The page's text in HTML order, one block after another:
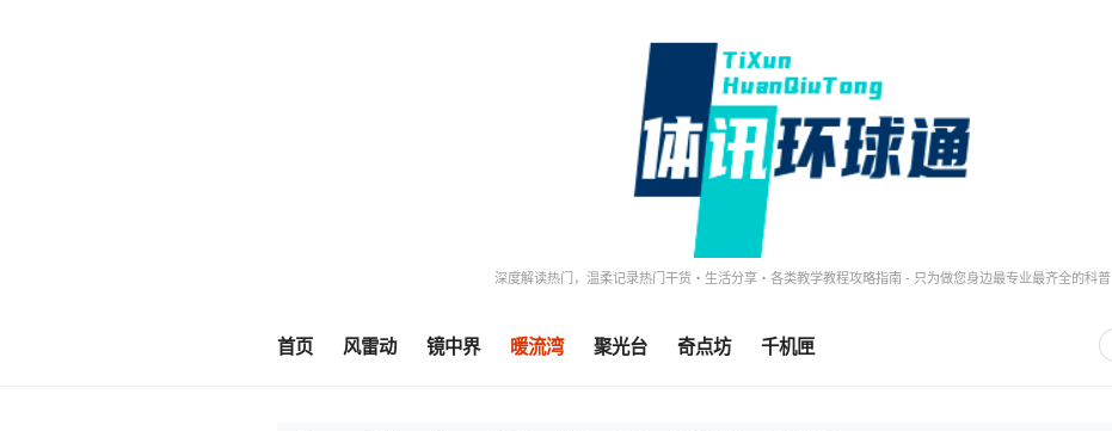
深度解读热门，温柔记录热门干货・生活分享・各类教学教程攻略指南 - 只为做您身边最专业最齐全的科普
首页 风雷动 镜中界 暖流湾 聚光台 奇点坊 千机匣